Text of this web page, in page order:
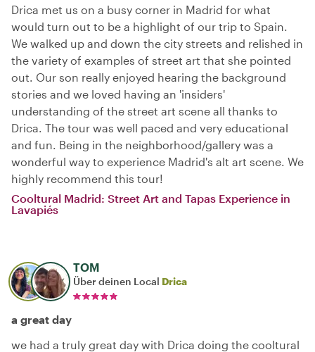
Drica met us on a busy corner in Madrid for what
would turn out to be a highlight of our trip to Spain.
We walked up and down the city streets and relished in
the variety of examples of street art that she pointed
out. Our son really enjoyed hearing the background
stories and we loved having an 'insiders'
understanding of the street art scene all thanks to
Drica. The tour was well paced and very educational
and fun. Being in the neighborhood/gallery was a
wonderful way to experience Madrid's alt art scene. We
highly recommend this tour!
Cooltural Madrid: Street Art and Tapas Experience in
Lavapiés
TOM
Über deinen Local Drica
a great day
we had a truly great day with Drica doing the cooltural